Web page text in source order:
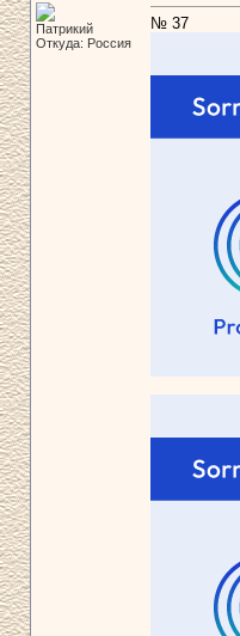
Патрикий
Откуда: Россия
№ 37